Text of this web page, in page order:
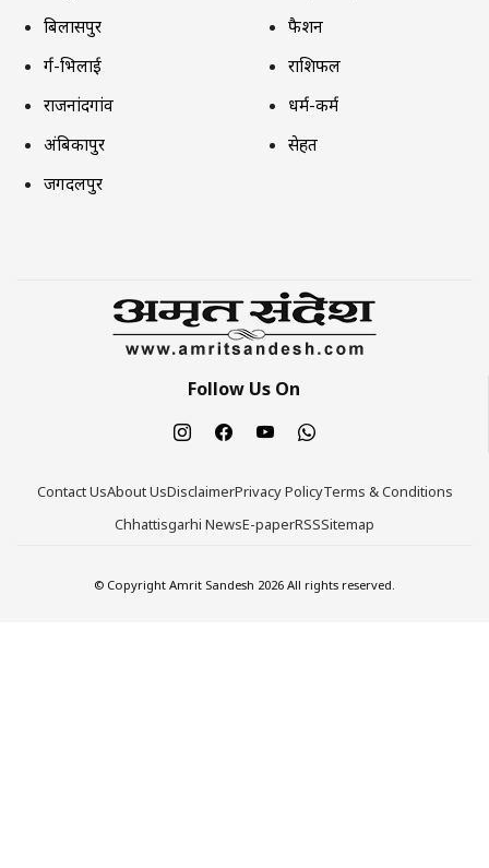
बिलासपुर
दुर्ग-भिलाई
राजनांदगांव
अंबिकापुर
जगदलपुर
फैशन
राशिफल
धर्म-कर्म
सेहत
Follow Us On
Contact UsAbout UsDisclaimerPrivacy PolicyTerms & Conditions
Chhattisgarhi NewsE-paperRSSSitemap
© Copyright Amrit Sandesh 2026 All rights reserved.